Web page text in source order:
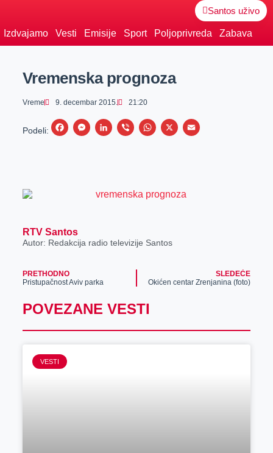
Santos uživo
Izdvajamo Vesti Emisije Sport Poljoprivreda Zabava
Vremenska prognoza
Vreme 9. decembar 2015. 21:20
Podeli:
F
o
k
M
e
L
e
n
V
r
W
s
p
X
E
RTV Santos
Autor: Redakcija radio televizije Santos
PRETHODNO
Pristupačnost Aviv parka
SLEDEĆE
Okićen centar Zrenjanina (foto)
POVEZANE VESTI
VESTI